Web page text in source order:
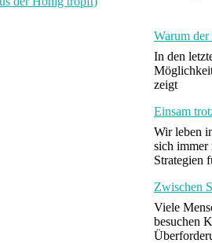
Warum
In den
zeigt
Einsam
Wir leben
sich immer
Strategien
Zwischen
Viele
besuchen